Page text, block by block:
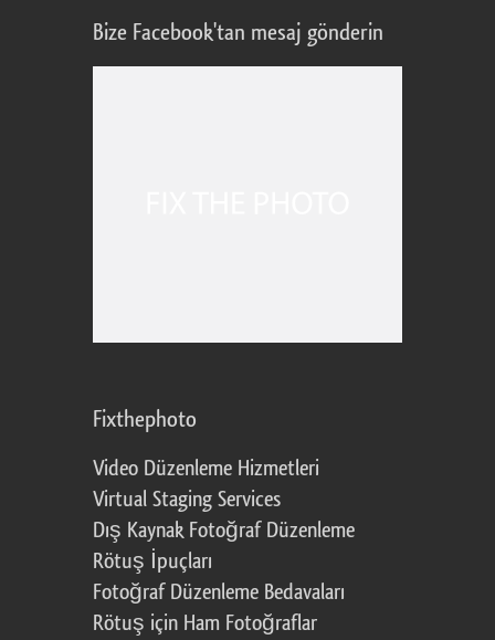
Bize Facebook'tan mesaj gönderin
Fixthephoto
Video Düzenleme Hizmetleri
Virtual Staging Services
Dış Kaynak Fotoğraf Düzenleme
Rötuş İpuçları
Fotoğraf Düzenleme Bedavaları
Rötuş için Ham Fotoğraflar